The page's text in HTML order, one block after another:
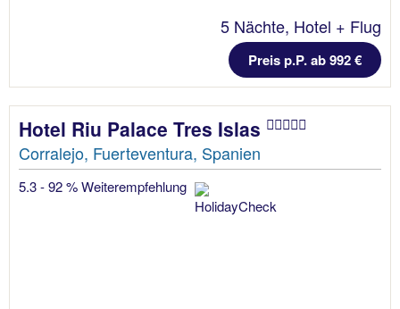
5 Nächte, Hotel + Flug
Preis p.P. ab 992 €
Hotel Riu Palace Tres Islas
Corralejo, Fuerteventura, Spanien
5.3 - 92 % Weiterempfehlung